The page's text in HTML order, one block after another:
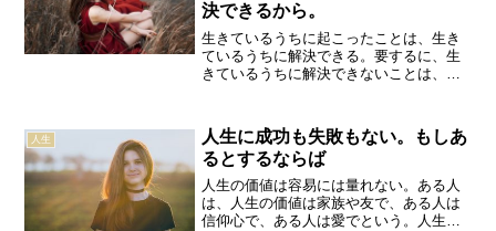
決できるから。
生きているうちに起こったことは、生き
ているうちに解決できる。要するに、生
きているうちに解決できないことは、起
るのかは分からない。しかし、何が起こ
ったとしても、一つ安心で...
人生
人生に成功も失敗もない。もしあ
るとするならば
人生の価値は容易には量れない。ある人
は、人生の価値は家族や友で、ある人は
信仰心で、ある人は愛でという。人生は